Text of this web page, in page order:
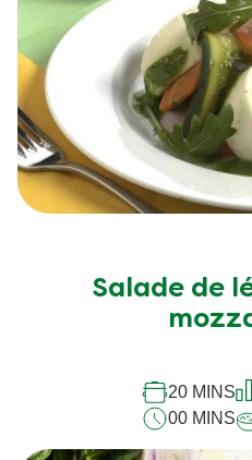
Salade de
20 MINS
00 MINS